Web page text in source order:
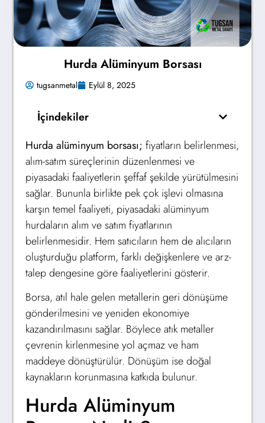
Hurda Alüminyum Borsası
tugsanmetal Eylül 8, 2025
İçindekiler
Hurda alüminyum borsası; fiyatların belirlenmesi,
alım-satım süreçlerinin düzenlenmesi ve
piyasadaki faaliyetlerin şeffaf şekilde yürütülmesini
sağlar. Bununla birlikte pek çok işlevi olmasına
karşın temel faaliyeti, piyasadaki alüminyum
hurdaların alım ve satım fiyatlarının
belirlenmesidir. Hem satıcıların hem de alıcıların
oluşturduğu platform, farklı değişkenlere ve arz-
talep dengesine göre faaliyetlerini gösterir.
Borsa, atıl hale gelen metallerin geri dönüşüme
gönderilmesini ve yeniden ekonomiye
kazandırılmasını sağlar. Böylece atık metaller
çevrenin kirlenmesine yol açmaz ve ham
maddeye dönüştürülür. Dönüşüm ise doğal
kaynakların korunmasına katkıda bulunur.
Hurda Alüminyum